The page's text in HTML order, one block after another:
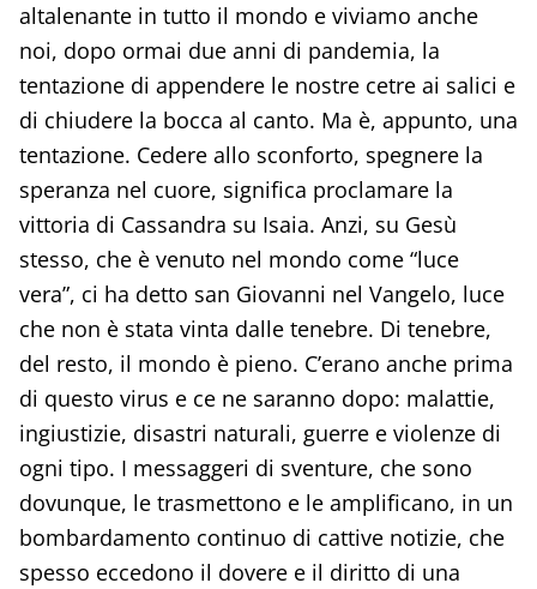
altalenante in tutto il mondo e viviamo anche
noi, dopo ormai due anni di pandemia, la
tentazione di appendere le nostre cetre ai salici e
di chiudere la bocca al canto. Ma è, appunto, una
tentazione. Cedere allo sconforto, spegnere la
speranza nel cuore, significa proclamare la
vittoria di Cassandra su Isaia. Anzi, su Gesù
stesso, che è venuto nel mondo come “luce
vera”, ci ha detto san Giovanni nel Vangelo, luce
che non è stata vinta dalle tenebre. Di tenebre,
del resto, il mondo è pieno. C’erano anche prima
di questo virus e ce ne saranno dopo: malattie,
ingiustizie, disastri naturali, guerre e violenze di
ogni tipo. I messaggeri di sventure, che sono
dovunque, le trasmettono e le amplificano, in un
bombardamento continuo di cattive notizie, che
spesso eccedono il dovere e il diritto di una